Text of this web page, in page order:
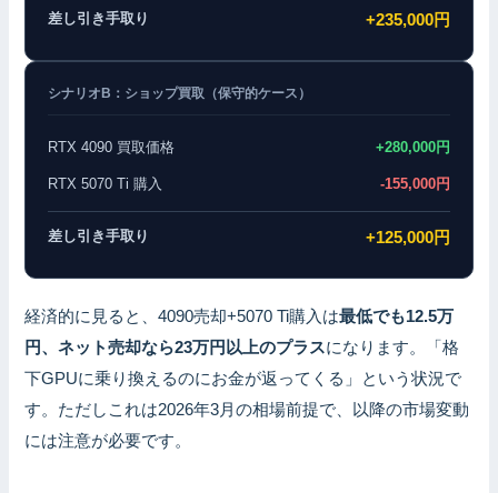
差し引き手取り +235,000円
シナリオB：ショップ買取（保守的ケース）
RTX 4090 買取価格 +280,000円
RTX 5070 Ti 購入 -155,000円
差し引き手取り +125,000円
経済的に見ると、4090売却+5070 Ti購入は最低でも12.5万
円、ネット売却なら23万円以上のプラスになります。「格
下GPUに乗り換えるのにお金が返ってくる」という状況で
す。ただしこれは2026年3月の相場前提で、以降の市場変動
には注意が必要です。